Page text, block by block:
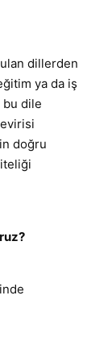
dillerden
ya da iş
bu dile
doğru